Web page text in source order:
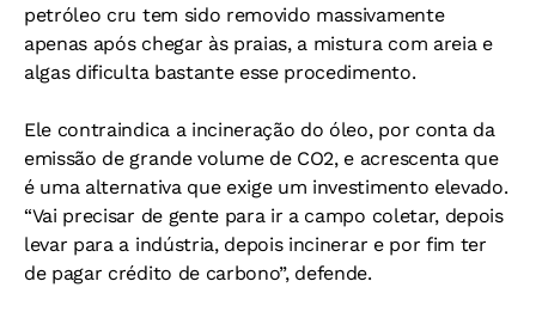
petróleo cru tem sido removido massivamente
apenas após chegar às praias, a mistura com areia e
algas dificulta bastante esse procedimento.
Ele contraindica a incineração do óleo, por conta da
emissão de grande volume de CO2, e acrescenta que
é uma alternativa que exige um investimento elevado.
“Vai precisar de gente para ir a campo coletar, depois
levar para a indústria, depois incinerar e por fim ter
de pagar crédito de carbono”, defende.